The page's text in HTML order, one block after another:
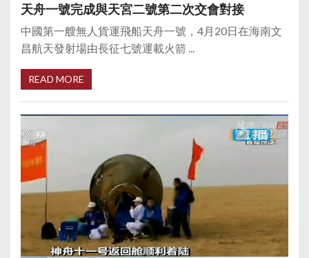
天舟一號完成與天宮二號第二次交會對接
中國第一艘無人貨運飛船天舟一號，4月20日在海南文
昌航天發射場由長征七號運載火箭 ...
READ MORE